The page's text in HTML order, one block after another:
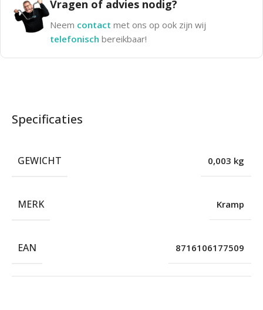
Vragen of advies nodig?
Neem contact met ons op ook zijn wij
telefonisch bereikbaar!
Specificaties
GEWICHT 0,003 kg
MERK Kramp
EAN 8716106177509